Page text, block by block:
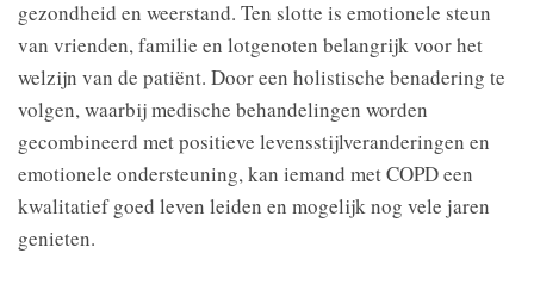
gezondheid en weerstand. Ten slotte is emotionele steun
van vrienden, familie en lotgenoten belangrijk voor het
welzijn van de patiënt. Door een holistische benadering te
volgen, waarbij medische behandelingen worden
gecombineerd met positieve levensstijlveranderingen en
emotionele ondersteuning, kan iemand met COPD een
kwalitatief goed leven leiden en mogelijk nog vele jaren
genieten.